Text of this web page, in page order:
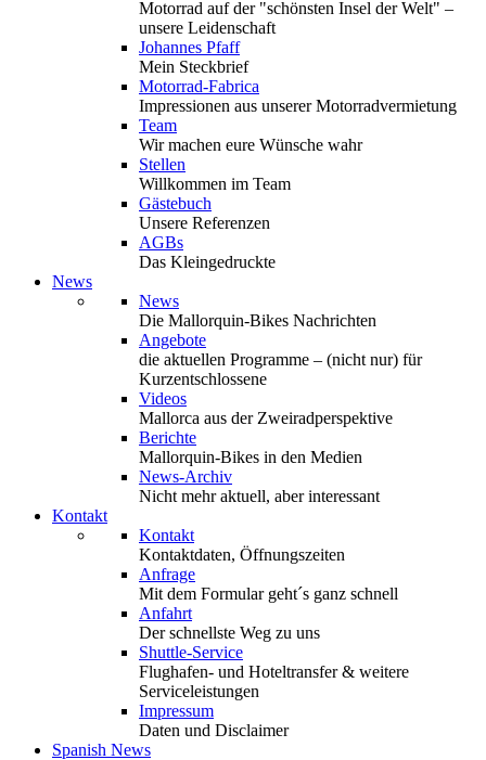
Motorrad auf der "schönsten Insel der Welt" –
unsere Leidenschaft
Johannes Pfaff
Mein Steckbrief
Motorrad-Fabrica
Impressionen aus unserer Motorradvermietung
Team
Wir machen eure Wünsche wahr
Stellen
Willkommen im Team
Gästebuch
Unsere Referenzen
AGBs
Das Kleingedruckte
News
News
Die Mallorquin-Bikes Nachrichten
Angebote
die aktuellen Programme – (nicht nur) für
Kurzentschlossene
Videos
Mallorca aus der Zweiradperspektive
Berichte
Mallorquin-Bikes in den Medien
News-Archiv
Nicht mehr aktuell, aber interessant
Kontakt
Kontakt
Kontaktdaten, Öffnungszeiten
Anfrage
Mit dem Formular geht´s ganz schnell
Anfahrt
Der schnellste Weg zu uns
Shuttle-Service
Flughafen- und Hoteltransfer & weitere
Serviceleistungen
Impressum
Daten und Disclaimer
Spanish News